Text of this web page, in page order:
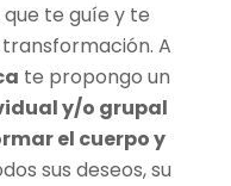
que te guíe y te
A
te propongo un
y/o grupal
el cuerpo y
sus deseos, su